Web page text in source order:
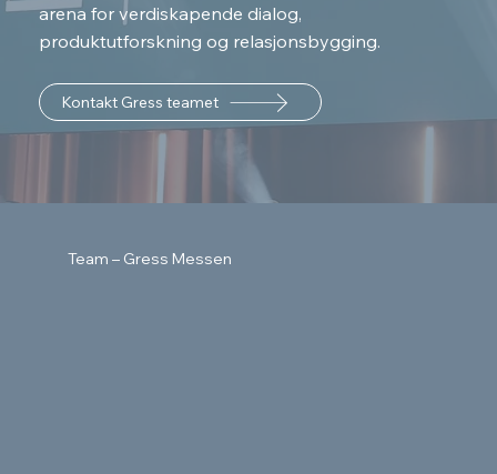
arena for verdiskapende dialog,
produktutforskning og relasjonsbygging.
Kontakt Gress teamet
Team – Gress Messen